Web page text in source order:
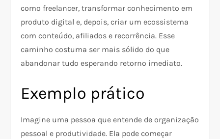
como freelancer, transformar conhecimento em
produto digital e, depois, criar um ecossistema
com conteúdo, afiliados e recorrência. Esse
caminho costuma ser mais sólido do que
abandonar tudo esperando retorno imediato.​​
Exemplo prático
Imagine uma pessoa que entende de organização
pessoal e produtividade. Ela pode começar